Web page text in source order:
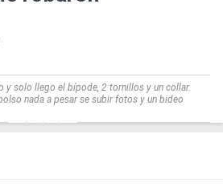
y solo llego el bípode, 2 tornillos y un collar.
nada a pesar se subir fotos y un bideo